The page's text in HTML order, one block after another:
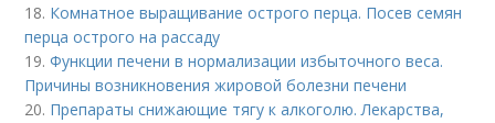
18. Комнатное выращивание острого перца. Посев семян
перца острого на рассаду
19.Функции печени в нормализации избыточного веса.
Причины возникновения жировой болезни печени
20. Препараты снижающие тягу к алкоголю. Лекарства,